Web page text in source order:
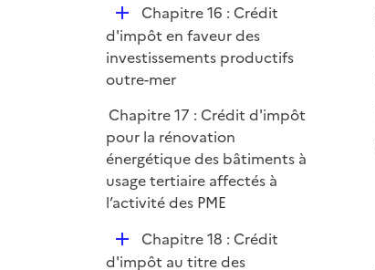
e
r
D
é
p
l
e
r
Chapitre 16 : Crédit
d'impôt en faveur des
investissements productifs
outre-mer
Chapitre 17 : Crédit d'impôt
pour la rénovation
énergétique des bâtiments à
usage tertiaire affectés à
l’activité des PME
D
é
Chapitre 18 : Crédit
d'impôt au titre des